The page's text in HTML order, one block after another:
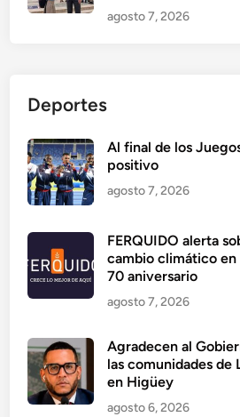
agosto 7, 2026
Deportes
Al final de los
positivo
agosto 7, 2026
FERQUIDO alerta
cambio climático en
70 aniversario
agosto 7, 2026
Agradecen al
las comunidades de
en Higüey
agosto 6, 2026